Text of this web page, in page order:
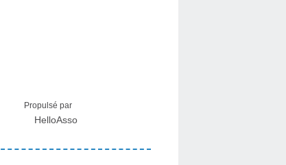
Propulsé par
HelloAsso